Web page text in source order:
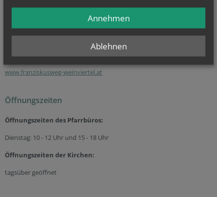
oder allgemeine Fragen? Dann kontaktieren Sie als erste Anlaufstelle
+43 (664) 621 68 62
Pfarre Pellendorf am Franziskusweg Weinviertel
www.franziskusweg-weinviertel.at
Öffnungszeiten
Öffnungszeiten des Pfarrbüros:
Dienstag: 10 - 12 Uhr und 15 - 18 Uhr
Öffnungszeiten der Kirchen:
tagsüber geöffnet
Ablehnen
Annehmen